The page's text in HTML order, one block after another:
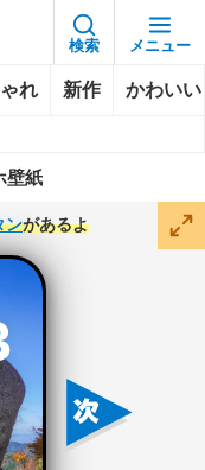
検索 メニュー
れ 新作 かわいい
壁紙
ンがあるよ